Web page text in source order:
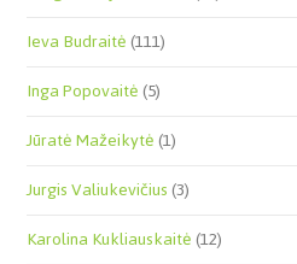
Ieva Budraitė(111)
Inga Popovaitė(5)
Jūratė Mažeikytė(1)
Jurgis Valiukevičius(3)
Karolina Kukliauskaitė(12)